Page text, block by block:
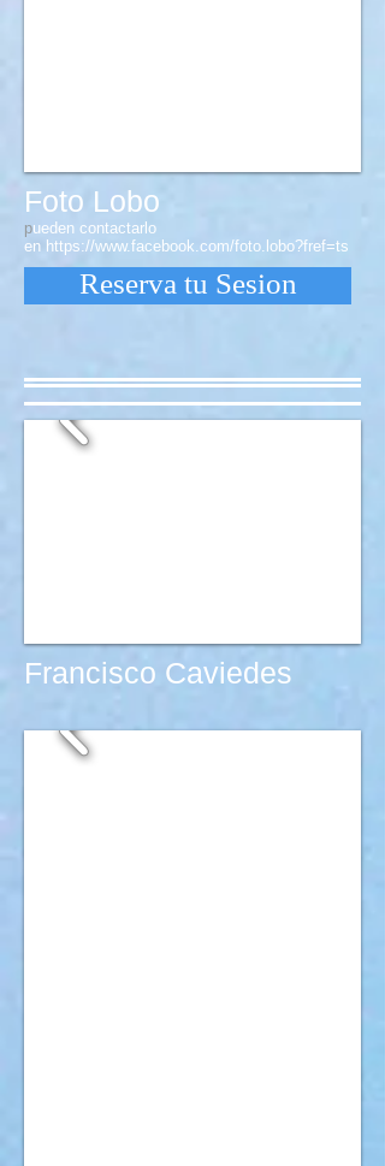
Foto Lobo
pueden contactarlo
en https://www.facebook.com/foto.lobo?fref=ts
Reserva tu Sesion
Francisco Caviedes